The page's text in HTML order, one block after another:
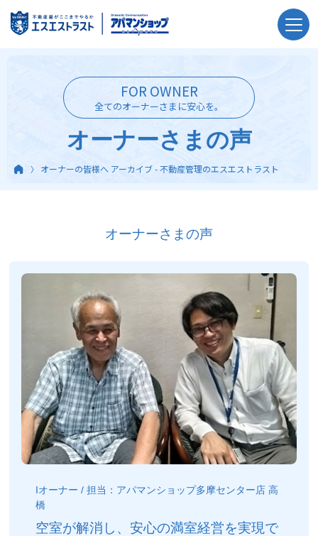
FOR OWNER
全てのオーナーさまに安心を。
オーナーさまの声
オーナーの皆様へ アーカイブ - 不動産管理のエスエストラスト
オーナーさまの声
Iオーナー / 担当：アパマンショップ多摩センター店 高
橋
空室が解消し、安心の満室経営を実現で